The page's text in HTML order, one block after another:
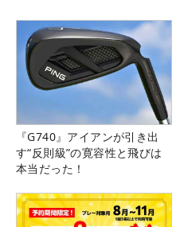
『G740』アイアンが引き出
す“反則級”の寛容性と飛びは
本当だった！